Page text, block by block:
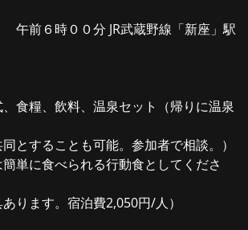
午前６時００分 JR武蔵野線「新座」駅
食糧、飲料、温泉セット（帰りに温泉
同とすることも可能。参加者で相談。）
簡単に食べられる行動食としてくださ
あります。宿泊費2,050円/人）